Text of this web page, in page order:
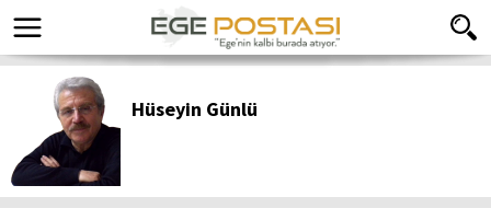
Hüseyin Günlü